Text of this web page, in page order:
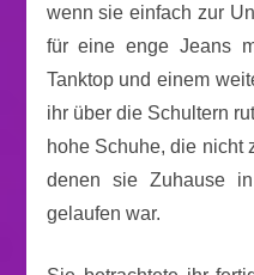
wenn sie einfach zur
für eine enge Jeans
Tanktop und einem
ihr über die Schultern
hohe Schuhe, die nicht
denen sie Zuhause
gelaufen war.